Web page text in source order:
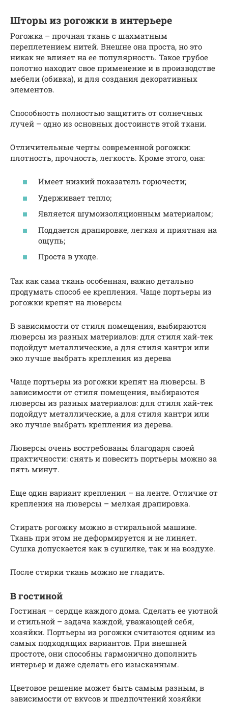
Шторы из рогожки в интерьере
Рогожка – прочная ткань с шахматным
переплетением нитей. Внешне она проста, но это
никак не влияет на ее популярность. Такое грубое
полотно находит свое применение и в производстве
мебели (обивка), и для создания декоративных
элементов.
Способность полностью защитить от солнечных
лучей – одно из основных достоинств этой ткани.
Отличительные черты современной рогожки:
плотность, прочность, легкость. Кроме этого, она:
Имеет низкий показатель горючести;
Удерживает тепло;
Является шумоизоляционным материалом;
Поддается драпировке, легкая и приятная на
ощупь;
Проста в уходе.
Так как сама ткань особенная, важно детально
продумать способ ее крепления. Чаще портьеры из
рогожки крепят на люверсы
В зависимости от стиля помещения, выбираются
люверсы из разных материалов: для стиля хай-тек
подойдут металлические, а для стиля кантри или
эко лучше выбрать крепления из дерева
Чаще портьеры из рогожки крепят на люверсы. В
зависимости от стиля помещения, выбираются
люверсы из разных материалов: для стиля хай-тек
подойдут металлические, а для стиля кантри или
эко лучше выбрать крепления из дерева.
Люверсы очень востребованы благодаря своей
практичности: снять и повесить портьеры можно за
пять минут.
Еще один вариант крепления – на ленте. Отличие от
крепления на люверсы – мелкая драпировка.
Стирать рогожку можно в стиральной машине.
Ткань при этом не деформируется и не линяет.
Сушка допускается как в сушилке, так и на воздухе.
После стирки ткань можно не гладить.
В гостиной
Гостиная – сердце каждого дома. Сделать ее уютной
и стильной – задача каждой, уважающей себя,
хозяйки. Портьеры из рогожки считаются одним из
самых подходящих вариантов. При внешней
простоте, они способны гармонично дополнить
интерьер и даже сделать его изысканным.
Цветовое решение может быть самым разным, в
зависимости от вкусов и предпочтений хозяйки